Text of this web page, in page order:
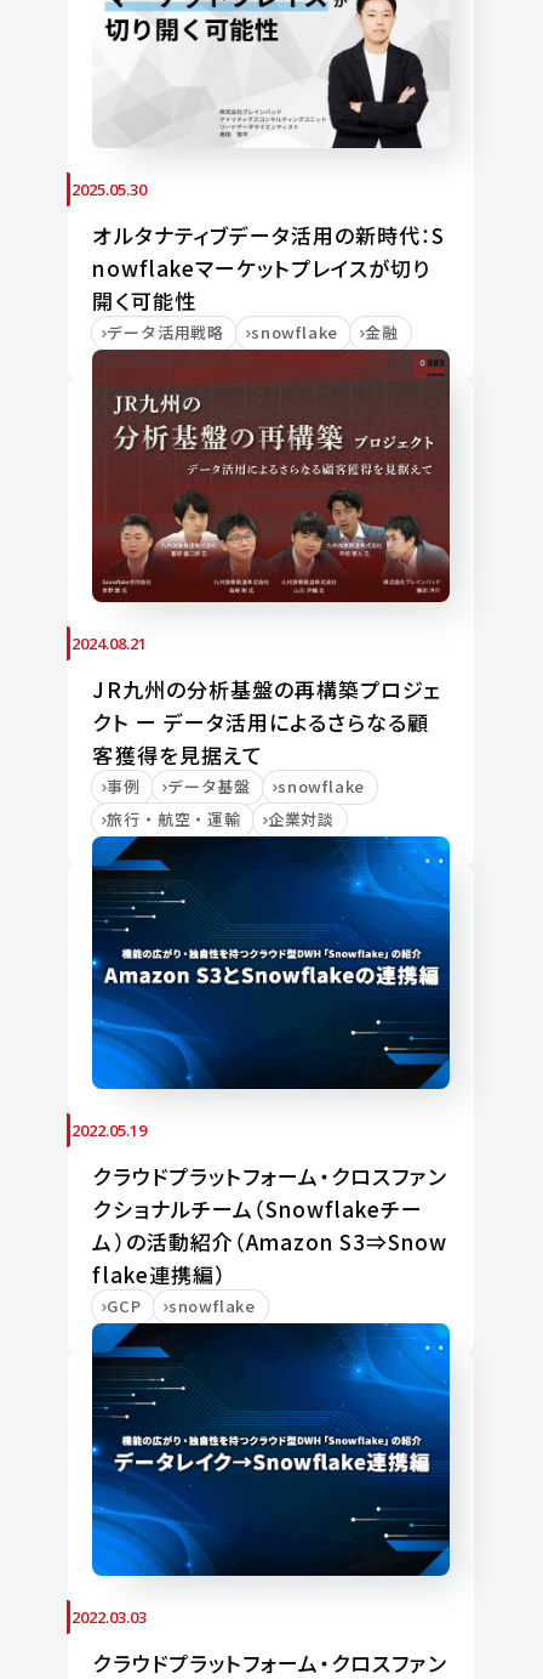
2025.05.30
オルタナティブデータ活用の新時代：S
nowflakeマーケットプレイスが切り
開く可能性
データ活用戦略 snowflake 金融
2024.08.21
JR九州の分析基盤の再構築プロジェ
クト ー データ活用によるさらなる顧
客獲得を見据えて
事例 データ基盤
snowflake
旅行・航空・運輸
企業対談
2022.05.19
クラウドプラットフォーム・クロスファン
クショナルチーム（Snowflakeチー
ム）の活動紹介（Amazon S3⇒Snow
flake連携編）
GCP snowflake
2022.03.03
クラウドプラットフォーム・クロスファン